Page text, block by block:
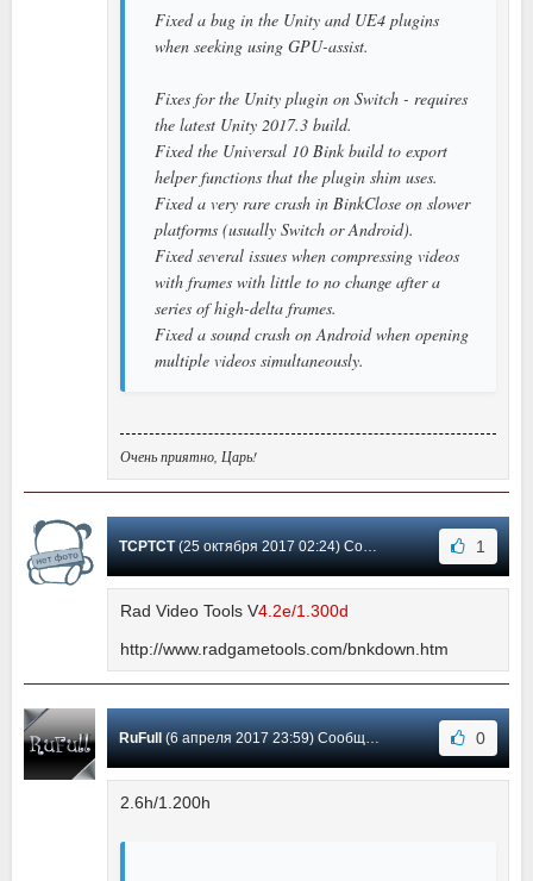
Fixed a bug in the Unity and UE4 plugins
when seeking using GPU-assist.
Fixes for the Unity plugin on Switch - requires
the latest Unity 2017.3 build.
Fixed the Universal 10 Bink build to export
helper functions that the plugin shim uses.
Fixed a very rare crash in BinkClose on slower
platforms (usually Switch or Android).
Fixed several issues when compressing videos
with frames with little to no change after a
series of high-delta frames.
Fixed a sound crash on Android when opening
multiple videos simultaneously.
Очень приятно, Царь!
TCPTCT(25 октября 2017 02:24) Сообщение #63 1
Rad Video Tools V4.2e/1.300d
http://www.radgametools.com/bnkdown.htm
RuFull (6 апреля 2017 23:59) Сообщение #62 0
2.6h/1.200h